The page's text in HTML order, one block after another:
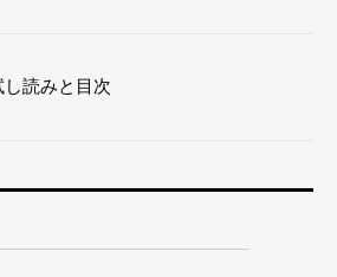
し読みと目次